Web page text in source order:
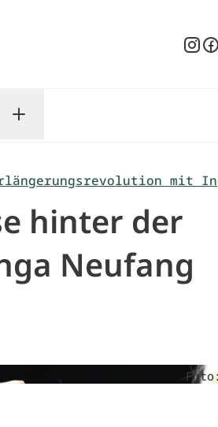
submenu
Toggle Service submenu
mit
hinter der
Neufang